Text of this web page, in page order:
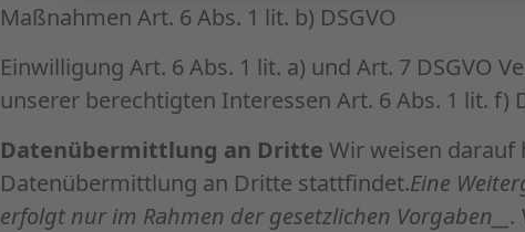
Maßnahmen Art. 6 Abs. 1 lit. b) DSGVO
Einwilligung Art. 6 Abs. 1 lit. a) und Art. 7 DSGVO
unserer berechtigten Interessen Art. 6 Abs. 1 lit. f)
Datenübermittlung an Dritte Wir weisen darauf
Datenübermittlung an Dritte stattfindet.Eine
erfolgt nur im Rahmen der gesetzlichen Vorgaben__.